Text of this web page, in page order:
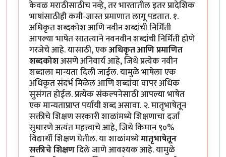
केवळ मराठीसाठीच नव्हे, तर भारतातील इतर प्रादेशिक
भाषांसाठीही कमी-जास्त प्रमाणात लागू पडतात. १.
अधिकृत शब्दकोश आणि नवीन शब्दांची निर्मिती
आपल्या भाषेत सातत्याने नवनवीन शब्दांची निर्मिती होणे
गरजेचे आहे. यासाठी, एकअधिकृत आणि प्रमाणित
शब्दकोशअसणे अनिवार्य आहे, जिथे प्रत्येक नवीन
शब्दाला मान्यता दिली जाईल. यामुळे भाषेला एक
अधिकृत संदर्भ मिळेल आणि शब्दांचा वापर अधिक
सुसंगत होईल. प्रत्येक संकल्पनेसाठी आपल्या भाषेत
एक मान्यताप्राप्त पर्यायी शब्द असावा. २. मातृभाषेतून
सक्तीचे शिक्षण सरकारी शाळांमध्ये शिक्षणाचा दर्जा
सुधारणे अत्यंत महत्त्वाचे आहे, जिथे किमान ९०%
विद्यार्थी शिक्षण घेतील. या शाळांमध्येमातृभाषेतून
सक्तीचे शिक्षणदिले जाणे आवश्यक आहे. यामुळे